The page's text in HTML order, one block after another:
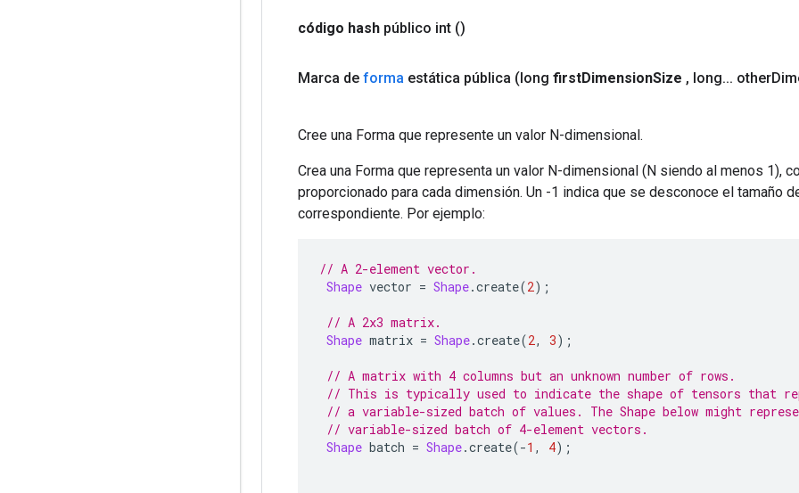
código hash público int ()
Marca de forma estática pública (long firstDimensionSize , long... other
Cree una Forma que represente un valor N-dimensional.
Crea una Forma que representa un valor N-dimensional (N siendo al menos 1),
proporcionado para cada dimensión. Un -1 indica que se desconoce el tamaño
correspondiente. Por ejemplo:
// A 2-element vector.
Shape vector = Shape.create(2);
// A 2x3 matrix.
Shape matrix = Shape.create(2, 3);
// A matrix with 4 columns but an unknown number of rows.
// This is typically used to indicate the shape of tensors that
// a variable-sized batch of values. The Shape below might
// variable-sized batch of 4-element vectors.
Shape batch = Shape.create(-1 , 4);